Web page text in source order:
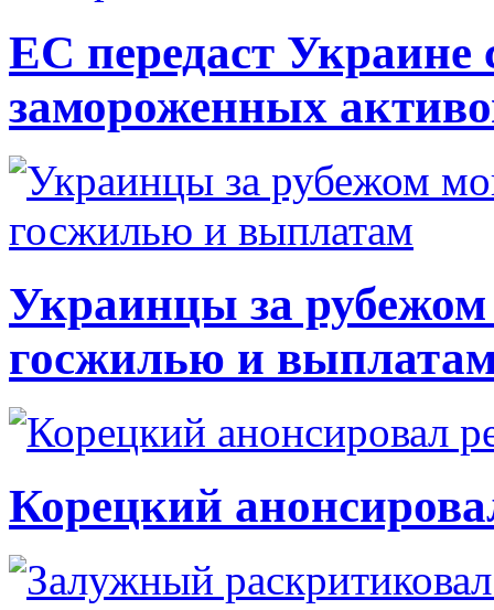
ЕС передаст Украине
замороженных
Украинцы за рубежом
госжилью и
Корецкий